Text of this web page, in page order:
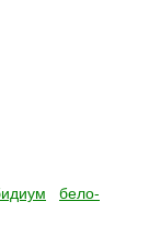
бело-